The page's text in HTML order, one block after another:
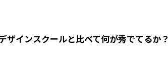
ザインスクールと比べて何が秀でてるか？